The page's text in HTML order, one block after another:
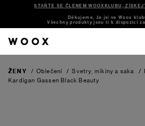
STAŇTE SE ČLENEM WOOXKLUBU,
Děkujeme, že jsi ve Woox
Všechny produkty jsou ti k dispozici
ŽENY / Oblečení / Svetry, mikiny a saka /
Kardigan Gassen Black Beauty